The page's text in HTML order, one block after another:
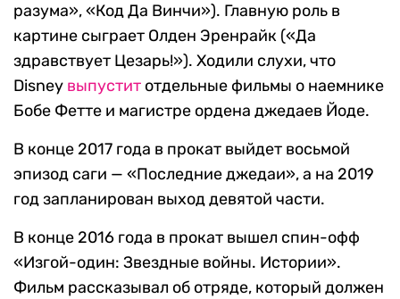
разума», «Код Да Винчи»). Главную роль в
картине сыграет Олден Эренрайк («Да
здравствует Цезарь!»). Ходили слухи, что
Disney выпустит отдельные фильмы о наемнике
Бобе Фетте и магистре ордена джедаев Йоде.
В конце 2017 года в прокат выйдет восьмой
эпизод саги — «Последние джедаи», а на 2019
год запланирован выход девятой части.
В конце 2016 года в прокат вышел спин-офф
«Изгой-один: Звездные войны. Истории».
Фильм рассказывал об отряде, который должен